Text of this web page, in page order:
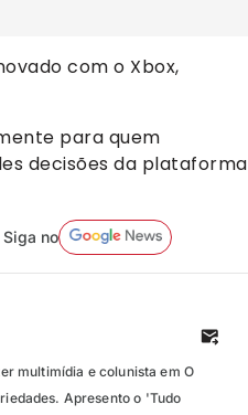
com o Xbox,
para quem
decisões da plataforma
Siga no
multimídia e colunista em O
Apresento o 'Tudo